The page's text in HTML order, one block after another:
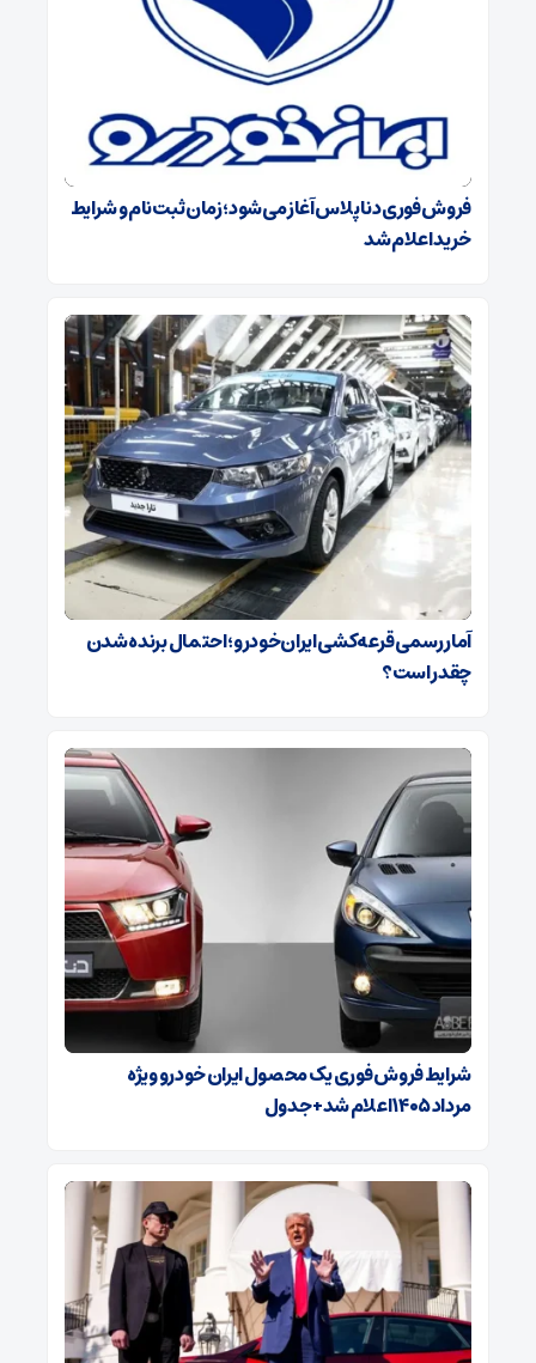
فروش فوری دنا پلاس آغاز می‌شود؛ زمان ثبت‌نام و شرایط
خرید اعلام شد
آمار رسمی قرعه‌کشی ایران‌خودرو؛ احتمال برنده شدن
چقدر است؟
شرایط فروش فوری یک محصول ایران خودرو ویژه
مرداد ۱۴۰۵ اعلام شد+ جدول